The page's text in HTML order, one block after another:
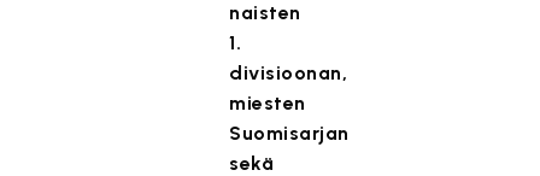
naisten
1.
divisioonan,
miesten
Suomisarjan
sekä